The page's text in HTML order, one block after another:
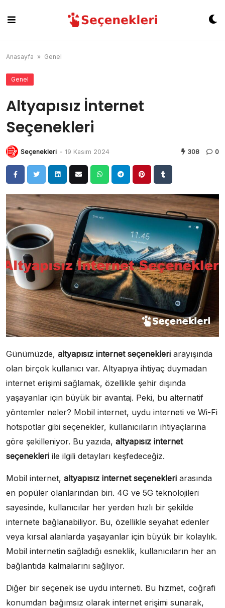
content
Anasayfa » Genel
Genel
Altyapısız İnternet
Seçenekleri
Seçenekleri - 19 Kasım 2024 308 0
Günümüzde, altyapısız internet seçenekleri arayışında
olan birçok kullanıcı var. Altyapıya ihtiyaç duymadan
internet erişimi sağlamak, özellikle şehir dışında
yaşayanlar için büyük bir avantaj. Peki, bu alternatif
yöntemler neler? Mobil internet, uydu interneti ve Wi-Fi
hotspotlar gibi seçenekler, kullanıcıların ihtiyaçlarına
göre şekilleniyor. Bu yazıda, altyapısız internet
seçenekleri ile ilgili detayları keşfedeceğiz.
Mobil internet, altyapısız internet seçenekleri arasında
en popüler olanlarından biri. 4G ve 5G teknolojileri
sayesinde, kullanıcılar her yerden hızlı bir şekilde
internete bağlanabiliyor. Bu, özellikle seyahat edenler
veya kırsal alanlarda yaşayanlar için büyük bir kolaylık.
Mobil internetin sağladığı esneklik, kullanıcıların her an
bağlantıda kalmalarını sağlıyor.
Diğer bir seçenek ise uydu interneti. Bu hizmet, coğrafi
konumdan bağımsız olarak internet erişimi sunarak,